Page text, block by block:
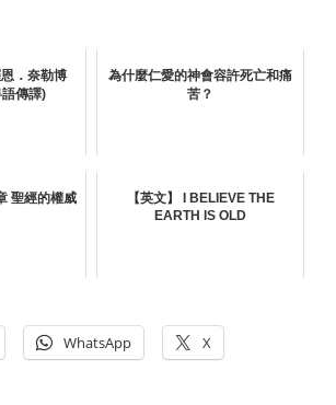
恩．奈勒博
傳譯)
為什麼仁愛的神會容許死亡和痛
苦？
聖經的權威
【英文】 I BELIEVE THE
EARTH IS OLD
WhatsApp X